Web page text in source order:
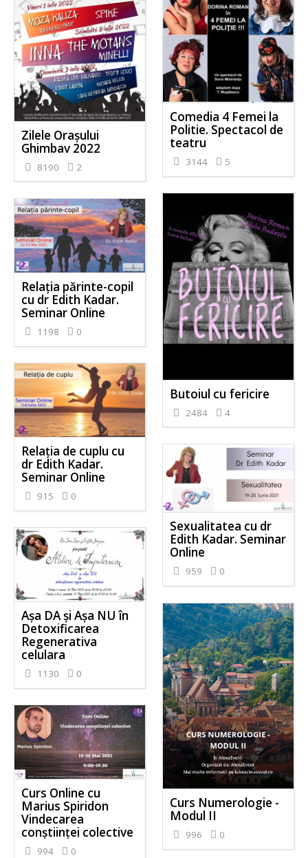
Zilele Orașului
Ghimbav 2022
8190 2
Comedia 4 Femei la
Politie. Spectacol de
teatru
3144 5
Butoiul cu fericire
2484 4
Relația părinte-copil
cu dr Edith Kadar.
Seminar Online
1198 0
Relația de cuplu cu
dr Edith Kadar.
Seminar Online
915 0
Sexualitatea cu dr
Edith Kadar. Seminar
Online
959 0
Așa DA și Așa NU în
Detoxificarea
Regenerativa
celulara
1130 0
Curs Numerologie -
Modul II
996 0
Curs Online cu
Marius Spiridon
Vindecarea
conștiinței colective
994 0